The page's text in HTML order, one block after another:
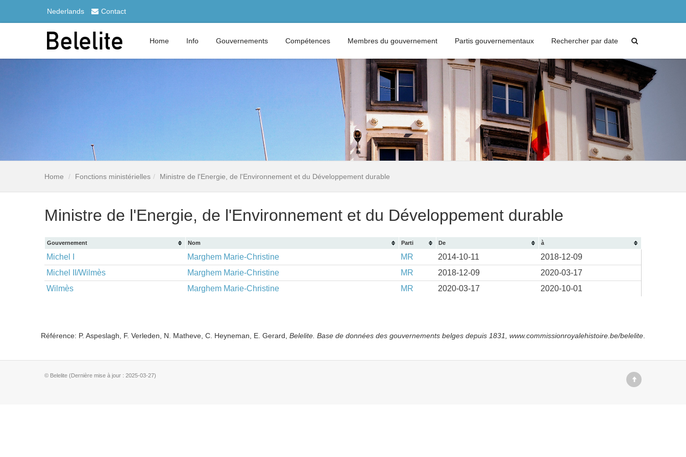
Nederlands Contact
Home Info Gouvernements Compétences Membres du gouvernement Partis gouvernementaux Rechercher par date
Home Fonctions ministérielles Ministre de l'Energie, de l'Environnement et du Développement durable
Ministre de l'Energie, de l'Environnement et du Développement durable
Gouvernement Nom Parti De à
Michel I Marghem Marie-Christine MR 2014-10-11
2018-12-09
Michel II/Wilmès
Marghem Marie-Christine MR 2018-12-09
2020-03-17
Wilmès
Marghem Marie-Christine MR 2020-03-17 2020-10-01
Référence: P. Aspeslagh, F. Verleden, N. Matheve, C. Heyneman, E. Gerard, Belelite. Base de données des gouvernements belges depuis 1831, www.commissionroyalehistoire.be/belelite
© Belelite (Dernière mise à jour : 2025-03-27)